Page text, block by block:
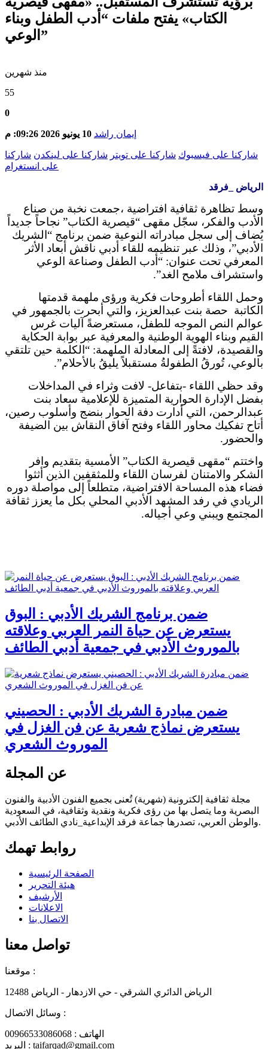
الكتاب» يفتح ملفات “أدب الطفل وبناء
الوعي”
منذ شهرين
55
0
إيمان راشد 10 يونيو 2026 09:26: م
شاركنا على فيسبوك شاركنا على تويتر شاركنا على لينكدن شاركنا
على انستغرام
الرياض _فرقد
وسط تظاهرة ثقافية افتراضية ،جمعت نخبة من صناع
الأدب والفكر، سجّل مقهى “قيصرية الكتاب” نجاحاً جديداً
يُضاف إلى سجل مبادراته النوعية ضمن برنامج “الشريك
الأدبي”، وذلك عبر تنظيمه للقاء أدبي ناقش أبعاد الأثر
المعرفي تحت عنوان: “أدب الطفل وصناعة الوعي
واستشراف ملامح الغد”.
وحمل اللقاء أطروحات فكرية ورؤى ملهمة قدمتها
الكاتبة حصة بنت عبدالعزيز، والتي أبحرت بالجمهور في
عوالم النص الموجه للطفل، مستعرضةً آليات غرس
القيم وبناء الهوية الوطنية والمعرفية عبر بوابة الحكاية
والقصيدة، لافتةً إلى المعادلة الملهمة: “الكلمة حين تلتقي
بالوعي، تُورقُ الطفولةُ مستقبلاً يليقُ بالأحلام”.
وقد حظي اللقاء -بتفاعل- لافت وثراء في المداخلات
بفضل الإدارة الحوارية المتميزة للإعلامية سعاد بنت
عبدالرحمن، التي أدارت دفة الحوار بنضج وأسلوب رصين،
أتاح تفكيك محاور اللقاء وفتح آفاق النقاش بين الضيفة
والحضور.
واختتم “مقهى قيصرية الكتاب” الأمسية بتقديم وافر
الشكر والامتنان لفرسان اللقاء وللمثقفين الذين أثثوا
فضاء هذه المساحة الافتراضية، متطلعاً إلى مواصلة دوره
الريادي في رفد المشهد الأدبي المحلي بكل ما يعزز ثقافة
المجتمع ويبني وعي أجياله.
ضمن برنامج الشريك الأدبي : البوق
يستعرض عن حياة النمر العربي وعلاقته
بالموروث الأدبي في جمعية أدبي الطائف
ضمن مبادرة الشريك الأدبي : الحصيني
يستعرض نماذج شعرية عن فن الغزل في
الموروث الشعري
عن المجلة
مجلة ثقافية إلكترونية (شهرية) تُعنى بجميع الفنون الأدبية والفنون
البصرية وما يتصل بها من رؤى فكرية ونقدية وثقافية، في السعودية
والوطن العربي، تصدرها جماعة فرقد الإبداعية_نادي الطائف الأدبي.
روابط تهمك
الصفحة الرئيسية
هيئة التحرير
الأرشيف
الاعلانات
الاتصال بنا
تواصل معنا
موقعنا :
الرياض الدائري الشرقي - حي الازدهار - الرياض 12488
وسائل الاتصال :
الهاتف : 00966533086068
البريد : taifarqad@gmail.com